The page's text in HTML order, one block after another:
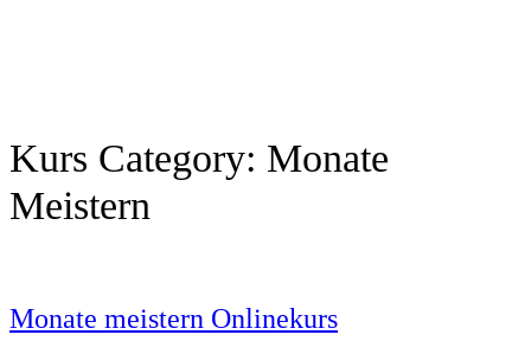
Kurs Category: Monate
Meistern
Monate meistern Onlinekurs